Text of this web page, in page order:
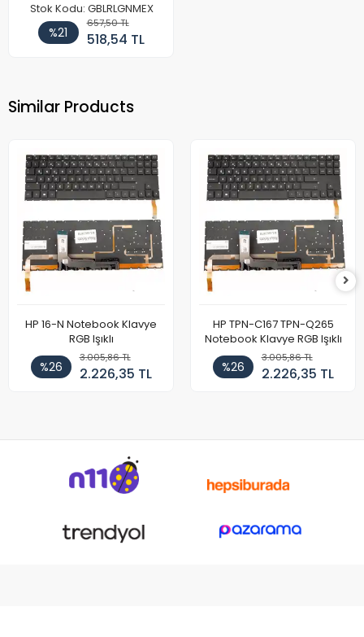
Stok Kodu: GBLRLGNMEX
%21
657,50 TL
518,54 TL
Similar Products
HP 16-N Notebook Klavye
RGB Işıklı
%26
3.005,86 TL
2.226,35 TL
HP TPN-C167 TPN-Q265
Notebook Klavye RGB Işıklı
%26
3.005,86 TL
2.226,35 TL